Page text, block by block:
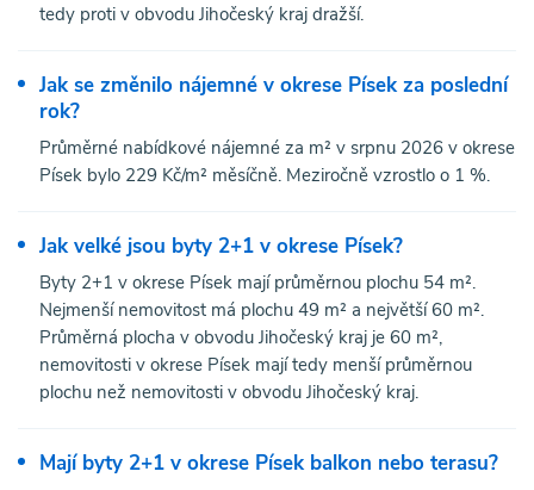
tedy proti v obvodu Jihočeský kraj dražší.
Jak se změnilo nájemné v okrese Písek za poslední
rok?
Průměrné nabídkové nájemné za m² v srpnu 2026 v okrese
Písek bylo 229 Kč/m² měsíčně. Meziročně vzrostlo o 1 %.
Jak velké jsou byty 2+1 v okrese Písek?
Byty 2+1 v okrese Písek mají průměrnou plochu 54 m².
Nejmenší nemovitost má plochu 49 m² a největší 60 m².
Průměrná plocha v obvodu Jihočeský kraj je 60 m²,
nemovitosti v okrese Písek mají tedy menší průměrnou
plochu než nemovitosti v obvodu Jihočeský kraj.
Mají byty 2+1 v okrese Písek balkon nebo terasu?